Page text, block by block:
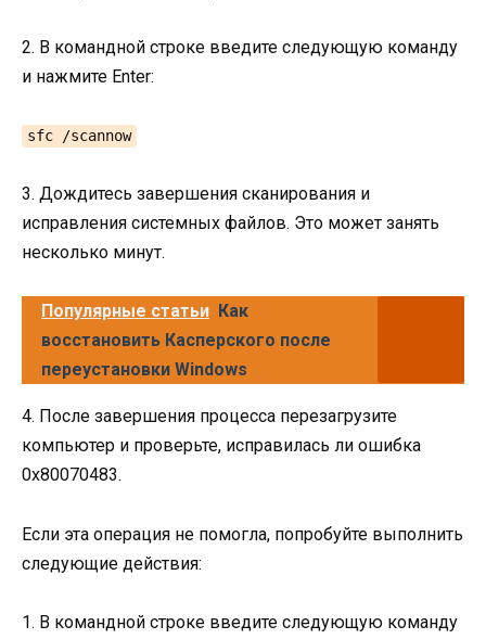
2. В командной строке введите следующую команду
и нажмите Enter:
sfc /scannow
3. Дождитесь завершения сканирования и
исправления системных файлов. Это может занять
несколько минут.
Популярные статьи Как
восстановить Касперского после
переустановки Windows
4. После завершения процесса перезагрузите
компьютер и проверьте, исправилась ли ошибка
0x80070483.
Если эта операция не помогла, попробуйте выполнить
следующие действия:
1. В командной строке введите следующую команду